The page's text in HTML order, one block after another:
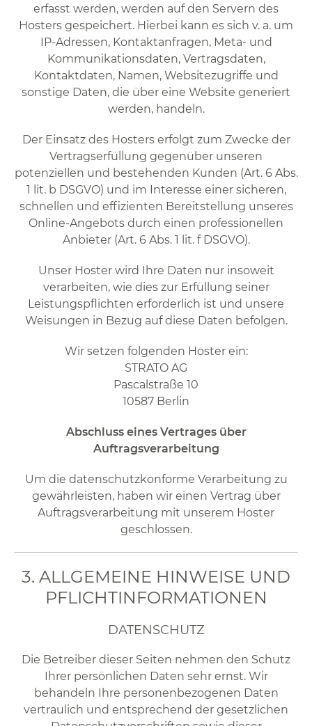
erfasst werden, werden auf den Servern des
Hosters gespeichert. Hierbei kann es sich v. a. um
IP-Adressen, Kontaktanfragen, Meta- und
Kommunikationsdaten, Vertragsdaten,
Kontaktdaten, Namen, Websitezugriffe und
sonstige Daten, die über eine Website generiert
werden, handeln.
Der Einsatz des Hosters erfolgt zum Zwecke der
Vertragserfüllung gegenüber unseren
potenziellen und bestehenden Kunden (Art. 6 Abs.
1 lit. b DSGVO) und im Interesse einer sicheren,
schnellen und effizienten Bereitstellung unseres
Online-Angebots durch einen professionellen
Anbieter (Art. 6 Abs. 1 lit. f DSGVO).
Unser Hoster wird Ihre Daten nur insoweit
verarbeiten, wie dies zur Erfüllung seiner
Leistungspflichten erforderlich ist und unsere
Weisungen in Bezug auf diese Daten befolgen.
Wir setzen folgenden Hoster ein:
STRATO AG
Pascalstraße 10
10587 Berlin
Abschluss eines Vertrages über
Auftragsverarbeitung
Um die datenschutzkonforme Verarbeitung zu
gewährleisten, haben wir einen Vertrag über
Auftragsverarbeitung mit unserem Hoster
geschlossen.
3. ALLGEMEINE HINWEISE UND
PFLICHT­INFORMATIONEN
DATENSCHUTZ
Die Betreiber dieser Seiten nehmen den Schutz
Ihrer persönlichen Daten sehr ernst. Wir
behandeln Ihre personenbezogenen Daten
vertraulich und entsprechend der gesetzlichen